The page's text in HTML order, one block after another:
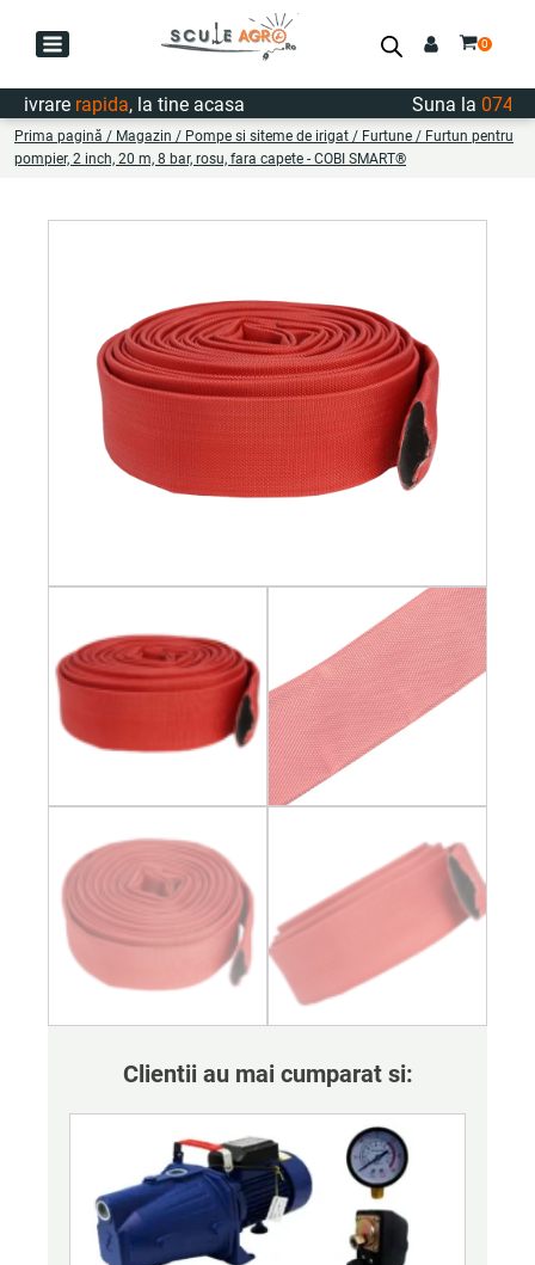
rapida, la tine acasa Suna la
Prima pagină / Magazin / Pompe si siteme de irigat / Furtune / Furtun pentru
pompier, 2 inch, 20 m, 8 bar, rosu, fara capete - COBI SMART®
Clientii au mai cumparat si: